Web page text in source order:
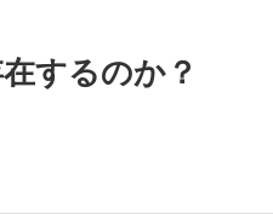
するのか？